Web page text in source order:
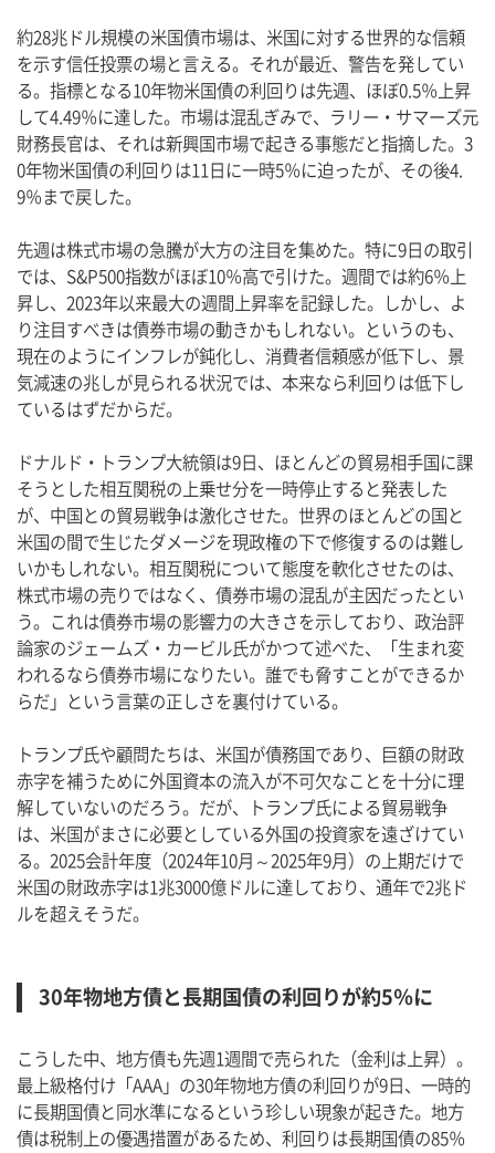
約28兆ドル規模の米国債市場は、米国に対する世界的な信頼
を示す信任投票の場と言える。それが最近、警告を発してい
る。指標となる10年物米国債の利回りは先週、ほぼ0.5％上昇
して4.49％に達した。市場は混乱ぎみで、ラリー・サマーズ元
財務長官は、それは新興国市場で起きる事態だと指摘した。3
0年物米国債の利回りは11日に一時5％に迫ったが、その後4.
9％まで戻した。
先週は株式市場の急騰が大方の注目を集めた。特に9日の取引
では、S&P500指数がほぼ10％高で引けた。週間では約6％上
昇し、2023年以来最大の週間上昇率を記録した。しかし、よ
り注目すべきは債券市場の動きかもしれない。というのも、
現在のようにインフレが鈍化し、消費者信頼感が低下し、景
気減速の兆しが見られる状況では、本来なら利回りは低下し
ているはずだからだ。
ドナルド・トランプ大統領は9日、ほとんどの貿易相手国に課
そうとした相互関税の上乗せ分を一時停止すると発表した
が、中国との貿易戦争は激化させた。世界のほとんどの国と
米国の間で生じたダメージを現政権の下で修復するのは難し
いかもしれない。相互関税について態度を軟化させたのは、
株式市場の売りではなく、債券市場の混乱が主因だったとい
う。これは債券市場の影響力の大きさを示しており、政治評
論家のジェームズ・カービル氏がかつて述べた、「生まれ変
われるなら債券市場になりたい。誰でも脅すことができるか
らだ」という言葉の正しさを裏付けている。
トランプ氏や顧問たちは、米国が債務国であり、巨額の財政
赤字を補うために外国資本の流入が不可欠なことを十分に理
解していないのだろう。だが、トランプ氏による貿易戦争
は、米国がまさに必要としている外国の投資家を遠ざけてい
る。2025会計年度（2024年10月～2025年9月）の上期だけで
米国の財政赤字は1兆3000億ドルに達しており、通年で2兆ド
ルを超えそうだ。
30年物地方債と長期国債の利回りが約5％に
こうした中、地方債も先週1週間で売られた（金利は上昇）。
最上級格付け「AAA」の30年物地方債の利回りが9日、一時的
に長期国債と同水準になるという珍しい現象が起きた。地方
債は税制上の優遇措置があるため、利回りは長期国債の85％